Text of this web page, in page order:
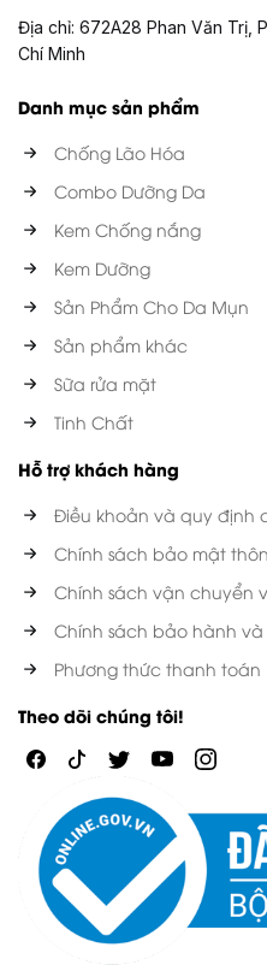
Địa chỉ: 672A28 Phan Văn Trị,
Chí Minh
Danh mục sản phẩm
Chống Lão Hóa
Combo Dưỡng Da
Kem Chống nắng
Kem Dưỡng
Sản Phẩm Cho Da Mụn
Sản phẩm khác
Sữa rửa mặt
Tinh Chất
Hỗ trợ khách hàng
Điều khoản và quy định
Chính sách bảo mật
Chính sách vận chuyển
Chính sách bảo hành và
Phương thức thanh toán
Theo dõi chúng tôi!